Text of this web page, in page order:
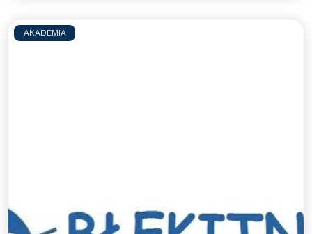
AKADEMIA
Błękitnymi - lato 2026